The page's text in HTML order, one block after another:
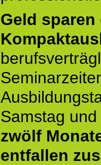
Geld
Samstag
zwölf
entfallen